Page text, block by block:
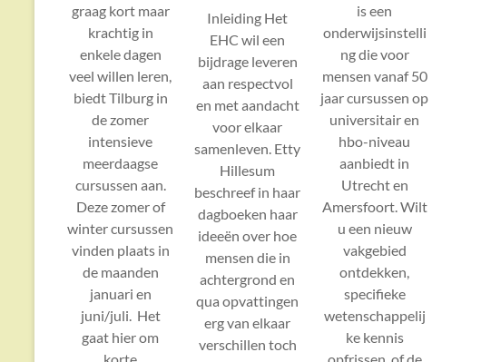
graag kort maar
krachtig in
enkele dagen
veel willen leren,
biedt Tilburg in
de zomer
intensieve
meerdaagse
cursussen aan.
Deze zomer of
winter cursussen
vinden plaats in
de maanden
januari en
juni/juli. Het
gaat hier om
Inleiding Het
EHC wil een
bijdrage leveren
aan respectvol
en met aandacht
voor elkaar
samenleven. Etty
Hillesum
beschreef in haar
dagboeken haar
ideeën over hoe
mensen die in
achtergrond en
qua opvattingen
erg van elkaar
verschillen toch
is een
onderwijsinstelli
ng die voor
mensen vanaf 50
jaar cursussen op
universitair en
hbo-niveau
aanbiedt in
Utrecht en
Amersfoort. Wilt
u een nieuw
vakgebied
ontdekken,
specifieke
wetenschappelij
ke kennis